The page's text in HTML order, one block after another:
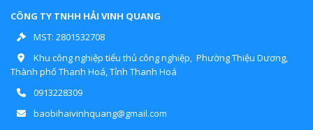
CÔNG TY TNHH HẢI VINH QUANG
MST: 2801532708
Khu công nghiệp tiểu thủ công nghiệp, Phường Thiệu Dương,
Thành phố Thanh Hoá, Tỉnh Thanh Hoá
0913228309
baobihaivinhquang@gmail.com